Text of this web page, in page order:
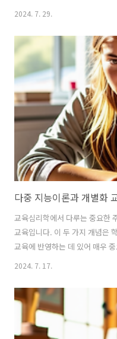
자기 주도적 학습의 기반이 됩니
학습 전략에 대해 살펴보겠습
는 크게 두 가지 요소로 나눌 수
어떤 것을 알고 있는지, 어떤 전
다. 둘째, 메타인지 조절은 학습
하고 조정하는 능력입니다. 이
성을 높이고, ..
2024. 7. 29.
다중 지능이론과 개별화
교육심리학에서 다루는 중요한
교육입니다. 이 두 가지 개념은
교육에 반영하는 데 있어 매우
능이론다중 지능이론은 하워드
리-수학, 공간, 음악, 신체-운동,
영역으로 구분했습니다. 이에 따
달 수준이 다르며, 이를 고려하
다중 지능이론의 핵심은 모든 사
2024. 7. 17.